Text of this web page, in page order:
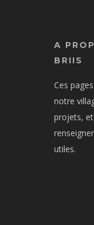
A
BRIIS
Ces
notre
projets,
utiles.